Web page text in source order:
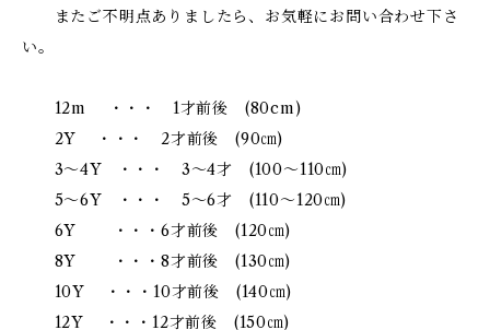
またご不明点ありましたら、お気軽にお問い合わせ下さ
い。
12m ・・・ 1才前後 (80cm)
2Y ・・・ 2才前後 (90㎝)
3～4Y ・・・ 3～4才 (100～110㎝)
5～6Y ・・・ 5～6才 (110～120㎝)
6Y ・・・6才前後 (120㎝)
8Y ・・・8才前後 (130㎝)
10Y ・・・10才前後 (140㎝)
12Y ・・・12才前後 (150㎝)